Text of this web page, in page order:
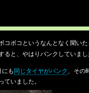
コボコというなんとなく聞い
ると、やはりパンクしていまし
も 同じタイヤがパンク 、その
ていました。